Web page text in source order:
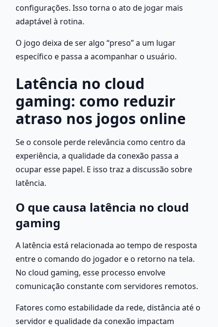
configurações. Isso torna o ato de jogar mais
adaptável à rotina.
O jogo deixa de ser algo “preso” a um lugar
específico e passa a acompanhar o usuário.
Latência no cloud
gaming: como reduzir
atraso nos jogos online
Se o console perde relevância como centro da
experiência, a qualidade da conexão passa a
ocupar esse papel. E isso traz a discussão sobre
latência.
O que causa latência no cloud
gaming
A latência está relacionada ao tempo de resposta
entre o comando do jogador e o retorno na tela.
No cloud gaming, esse processo envolve
comunicação constante com servidores remotos.
Fatores como estabilidade da rede, distância até o
servidor e qualidade da conexão impactam